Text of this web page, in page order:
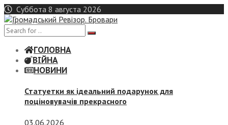
Skip
to
content
Суббота 8 августа 2026
ГОЛОВНА
ВІЙНА
НОВИНИ
Статуетки як ідеальний подарунок для
поціновувачів прекрасного
03.06.2026